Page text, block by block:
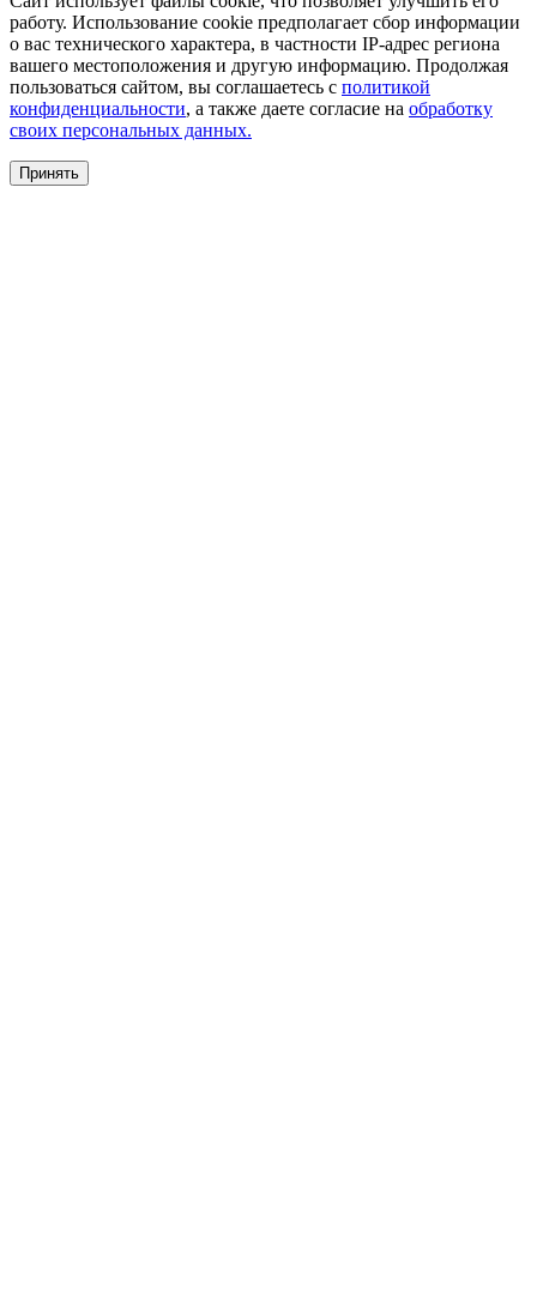
работу. Использование cookie предполагает сбор информации
о вас технического характера, в частности IP-адрес региона
вашего местоположения и другую информацию. Продолжая
пользоваться сайтом, вы соглашаетесь с политикой
конфиденциальности, а также даете согласие на обработку
своих персональных данных.
Принять